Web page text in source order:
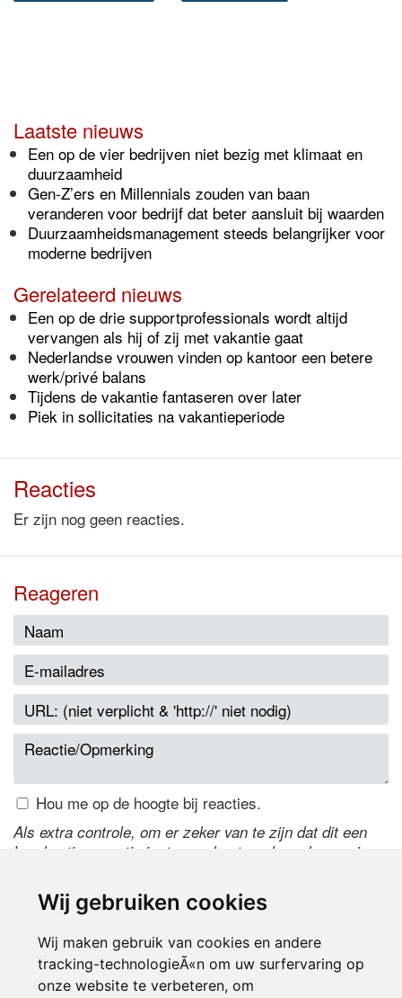
Wij gebruiken cookies
Wij maken gebruik van cookies en andere
tracking-technologieÃ«n om uw surfervaring op
onze website te verbeteren, om
Laatste nieuws
Een op de vier bedrijven niet bezig met klimaat en
duurzaamheid
Gen-Z’ers en Millennials zouden van baan
veranderen voor bedrijf dat beter aansluit bij waarden
Duurzaamheidsmanagement steeds belangrijker voor
moderne bedrijven
Gerelateerd nieuws
Een op de drie supportprofessionals wordt altijd
vervangen als hij of zij met vakantie gaat
Nederlandse vrouwen vinden op kantoor een betere
werk/privé balans
Tijdens de vakantie fantaseren over later
Piek in sollicitaties na vakantieperiode
Reacties
Er zijn nog geen reacties.
Reageren
Hou me op de hoogte bij reacties.
Als extra controle, om er zeker van te zijn dat dit een
handmatige reactie is, typ onderstaande code over in
de code te wijzigen.